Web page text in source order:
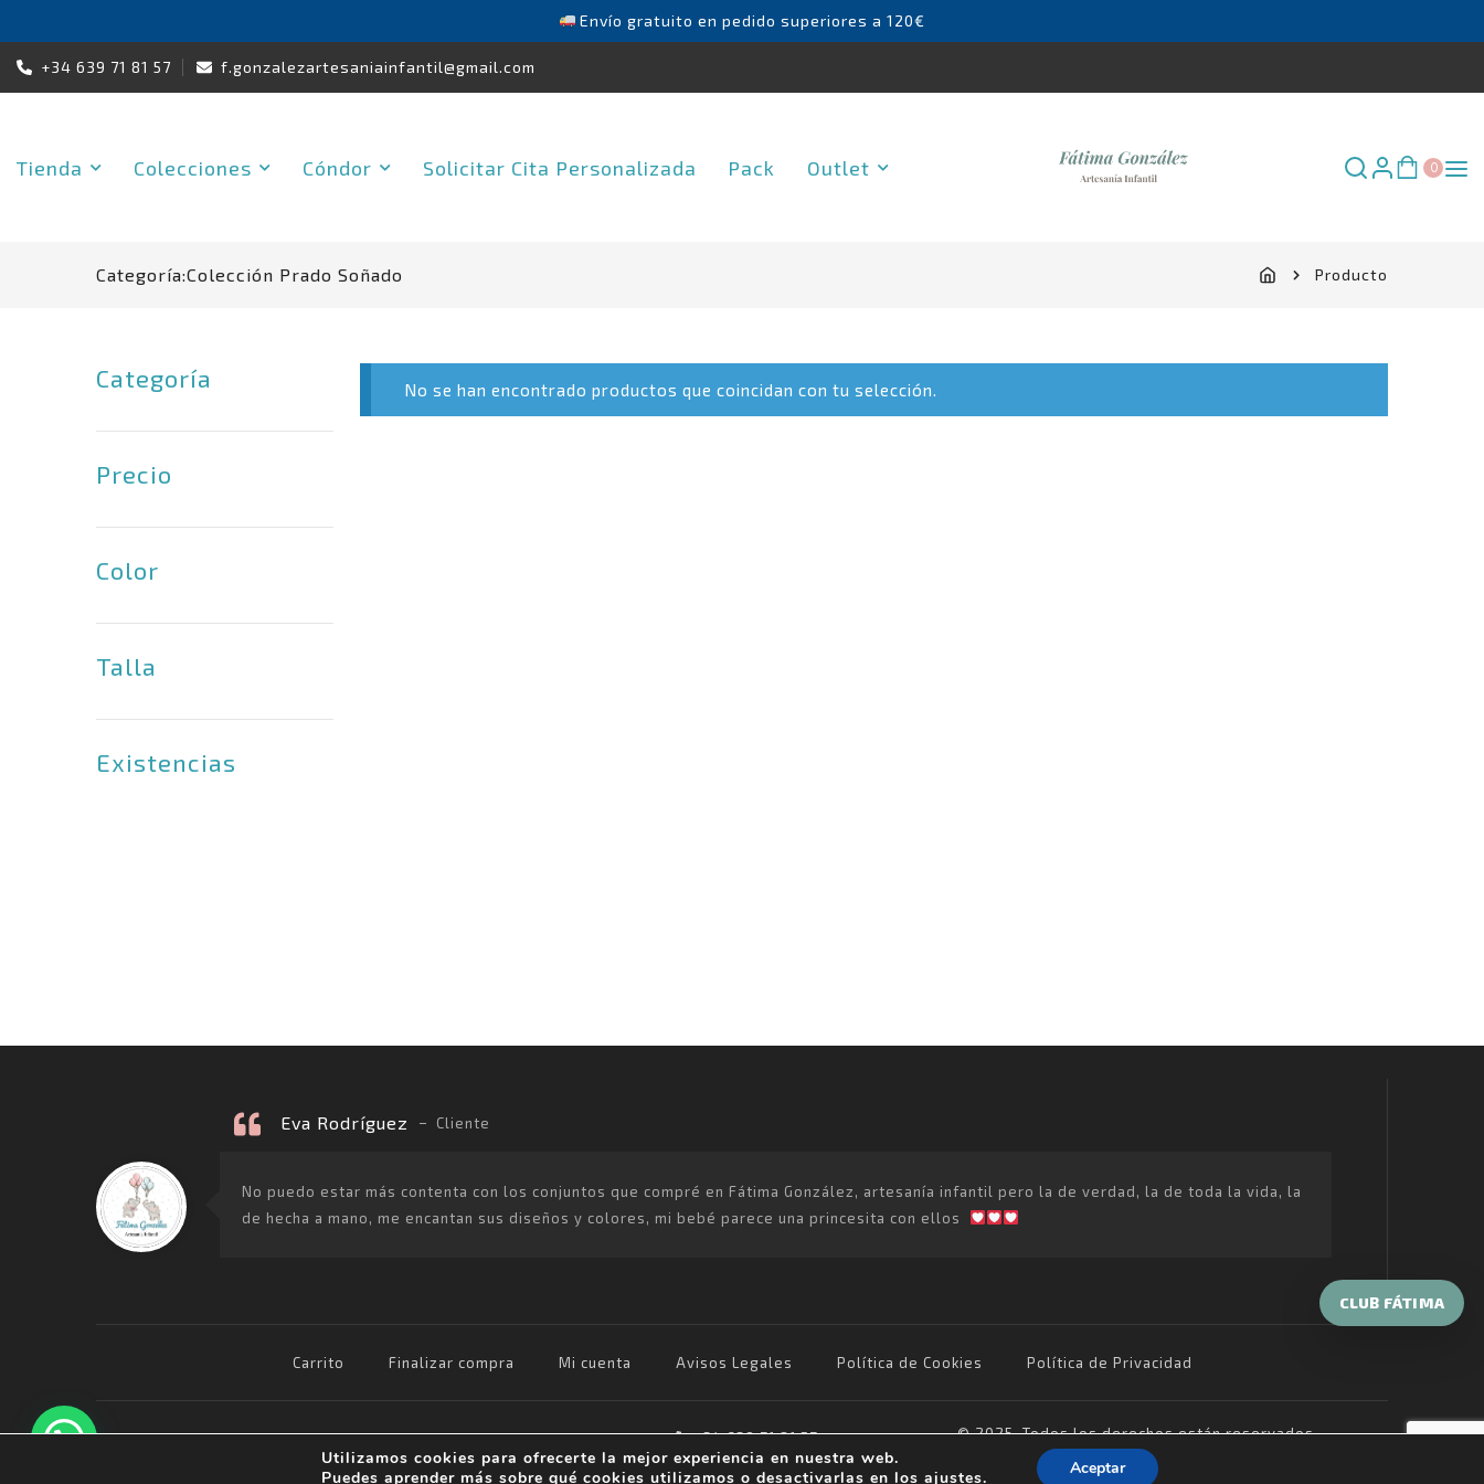
Envío gratuito en pedido superiores a 120€
content
+34 639 71 81 57 f.gonzalezartesaniainfantil@gmail.com
Tienda Colecciones Cóndor Solicitar Cita Personalizada Pack Outlet 0
Categoría:Colección Prado Soñado Producto
Categoría
Precio
Color
Talla
Existencias
No se han encontrado productos que coincidan con tu selección.
Eva Rodríguez Cliente
No puedo estar más contenta con los conjuntos que compré en Fátima González, artesanía infantil pero la de verdad, la de toda la vida, la
de hecha a mano, me encantan sus diseños y colores, mi bebé parece una princesita con ellos
Carrito Finalizar compra Mi cuenta Avisos Legales Política de Cookies Política de Privacidad
+34 639 71 81 57
f.gonzalezartesaniainfantil@gmail.com
© 2025, Todos los derechos están reservados
CLUB FÁTIMA
Utilizamos cookies para ofrecerte la mejor experiencia en nuestra web.
Puedes aprender más sobre qué cookies utilizamos o desactivarlas en losajustes. Aceptar